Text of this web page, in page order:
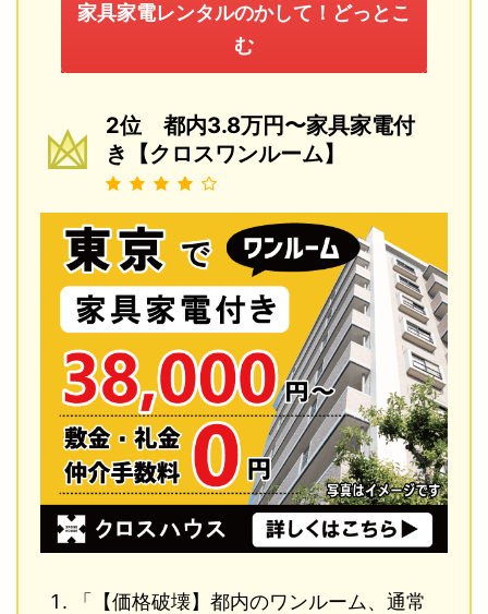
家具家電レンタルのかして！どっとこ
む
2位 都内3.8万円〜家具家電付
き【クロスワンルーム】
「【価格破壊】都内のワンルーム、通常